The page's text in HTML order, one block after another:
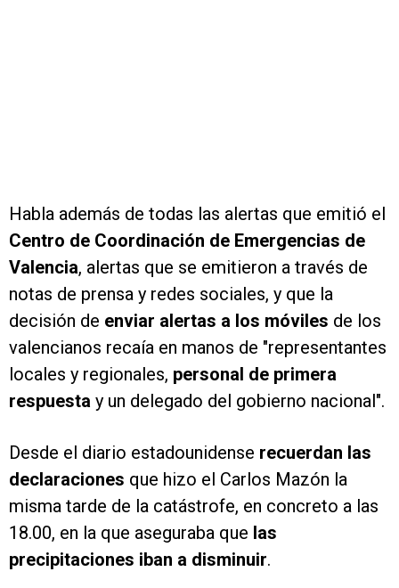
Habla además de todas las alertas que emitió el
Centro de Coordinación de Emergencias de
Valencia, alertas que se emitieron a través de
notas de prensa y redes sociales, y que la
decisión de enviar alertas a los móviles de los
valencianos recaía en manos de "representantes
locales y regionales, personal de primera
respuesta y un delegado del gobierno nacional".
Desde el diario estadounidense recuerdan las
declaraciones que hizo el Carlos Mazón la
misma tarde de la catástrofe, en concreto a las
18.00, en la que aseguraba que las
precipitaciones iban a disminuir.